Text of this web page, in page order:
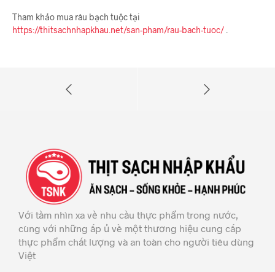
Tham khảo mua râu bạch tuộc tại
https://thitsachnhapkhau.net/san-pham/rau-bach-tuoc/
Với tầm nhìn xa về nhu cầu thực phẩm trong nước,
cùng với những ấp ủ về một thương hiệu cung cấp
thực phẩm chất lượng và an toàn cho người tiêu dùng
Việt